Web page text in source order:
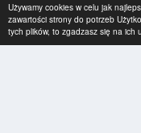
Używamy cookies w celu jak
zawartości strony do potrzeb
tych plików, to zgadzasz się na ich